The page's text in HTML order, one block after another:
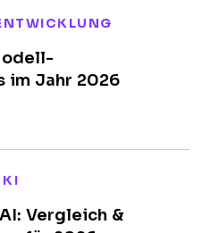
im Jahr 2026
KI
Vergleich &